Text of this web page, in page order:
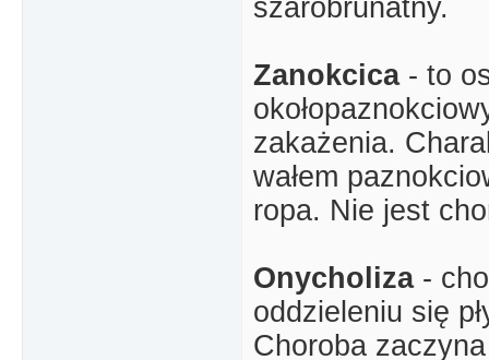
szarobrunatny.
Zanokcica - to
zakażenia.
wałem
ropa. Nie jest
Onycholiza -
oddzieleniu się
Choroba